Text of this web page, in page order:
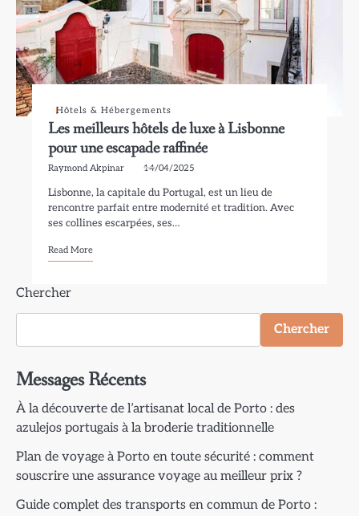
Hôtels & Hébergements
Les meilleurs hôtels de luxe à Lisbonne
pour une escapade raffinée
Raymond Akpinar 14/04/2025
Lisbonne, la capitale du Portugal, est un lieu de
rencontre parfait entre modernité et tradition. Avec
ses collines escarpées, ses…
Read More
Chercher
Chercher
Messages Récents
À la découverte de l’artisanat local de Porto : des
azulejos portugais à la broderie traditionnelle
Plan de voyage à Porto en toute sécurité : comment
souscrire une assurance voyage au meilleur prix ?
Guide complet des transports en commun de Porto :